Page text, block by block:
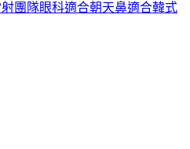
團隊眼科適合朝天鼻適合韓式